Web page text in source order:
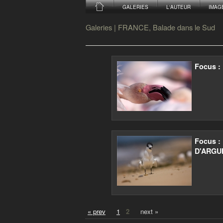
GALERIES L'AUTEUR
Galeries | FRANCE, Balade dans le Sud
Focus :
Focus :
« prev 1 2 next »